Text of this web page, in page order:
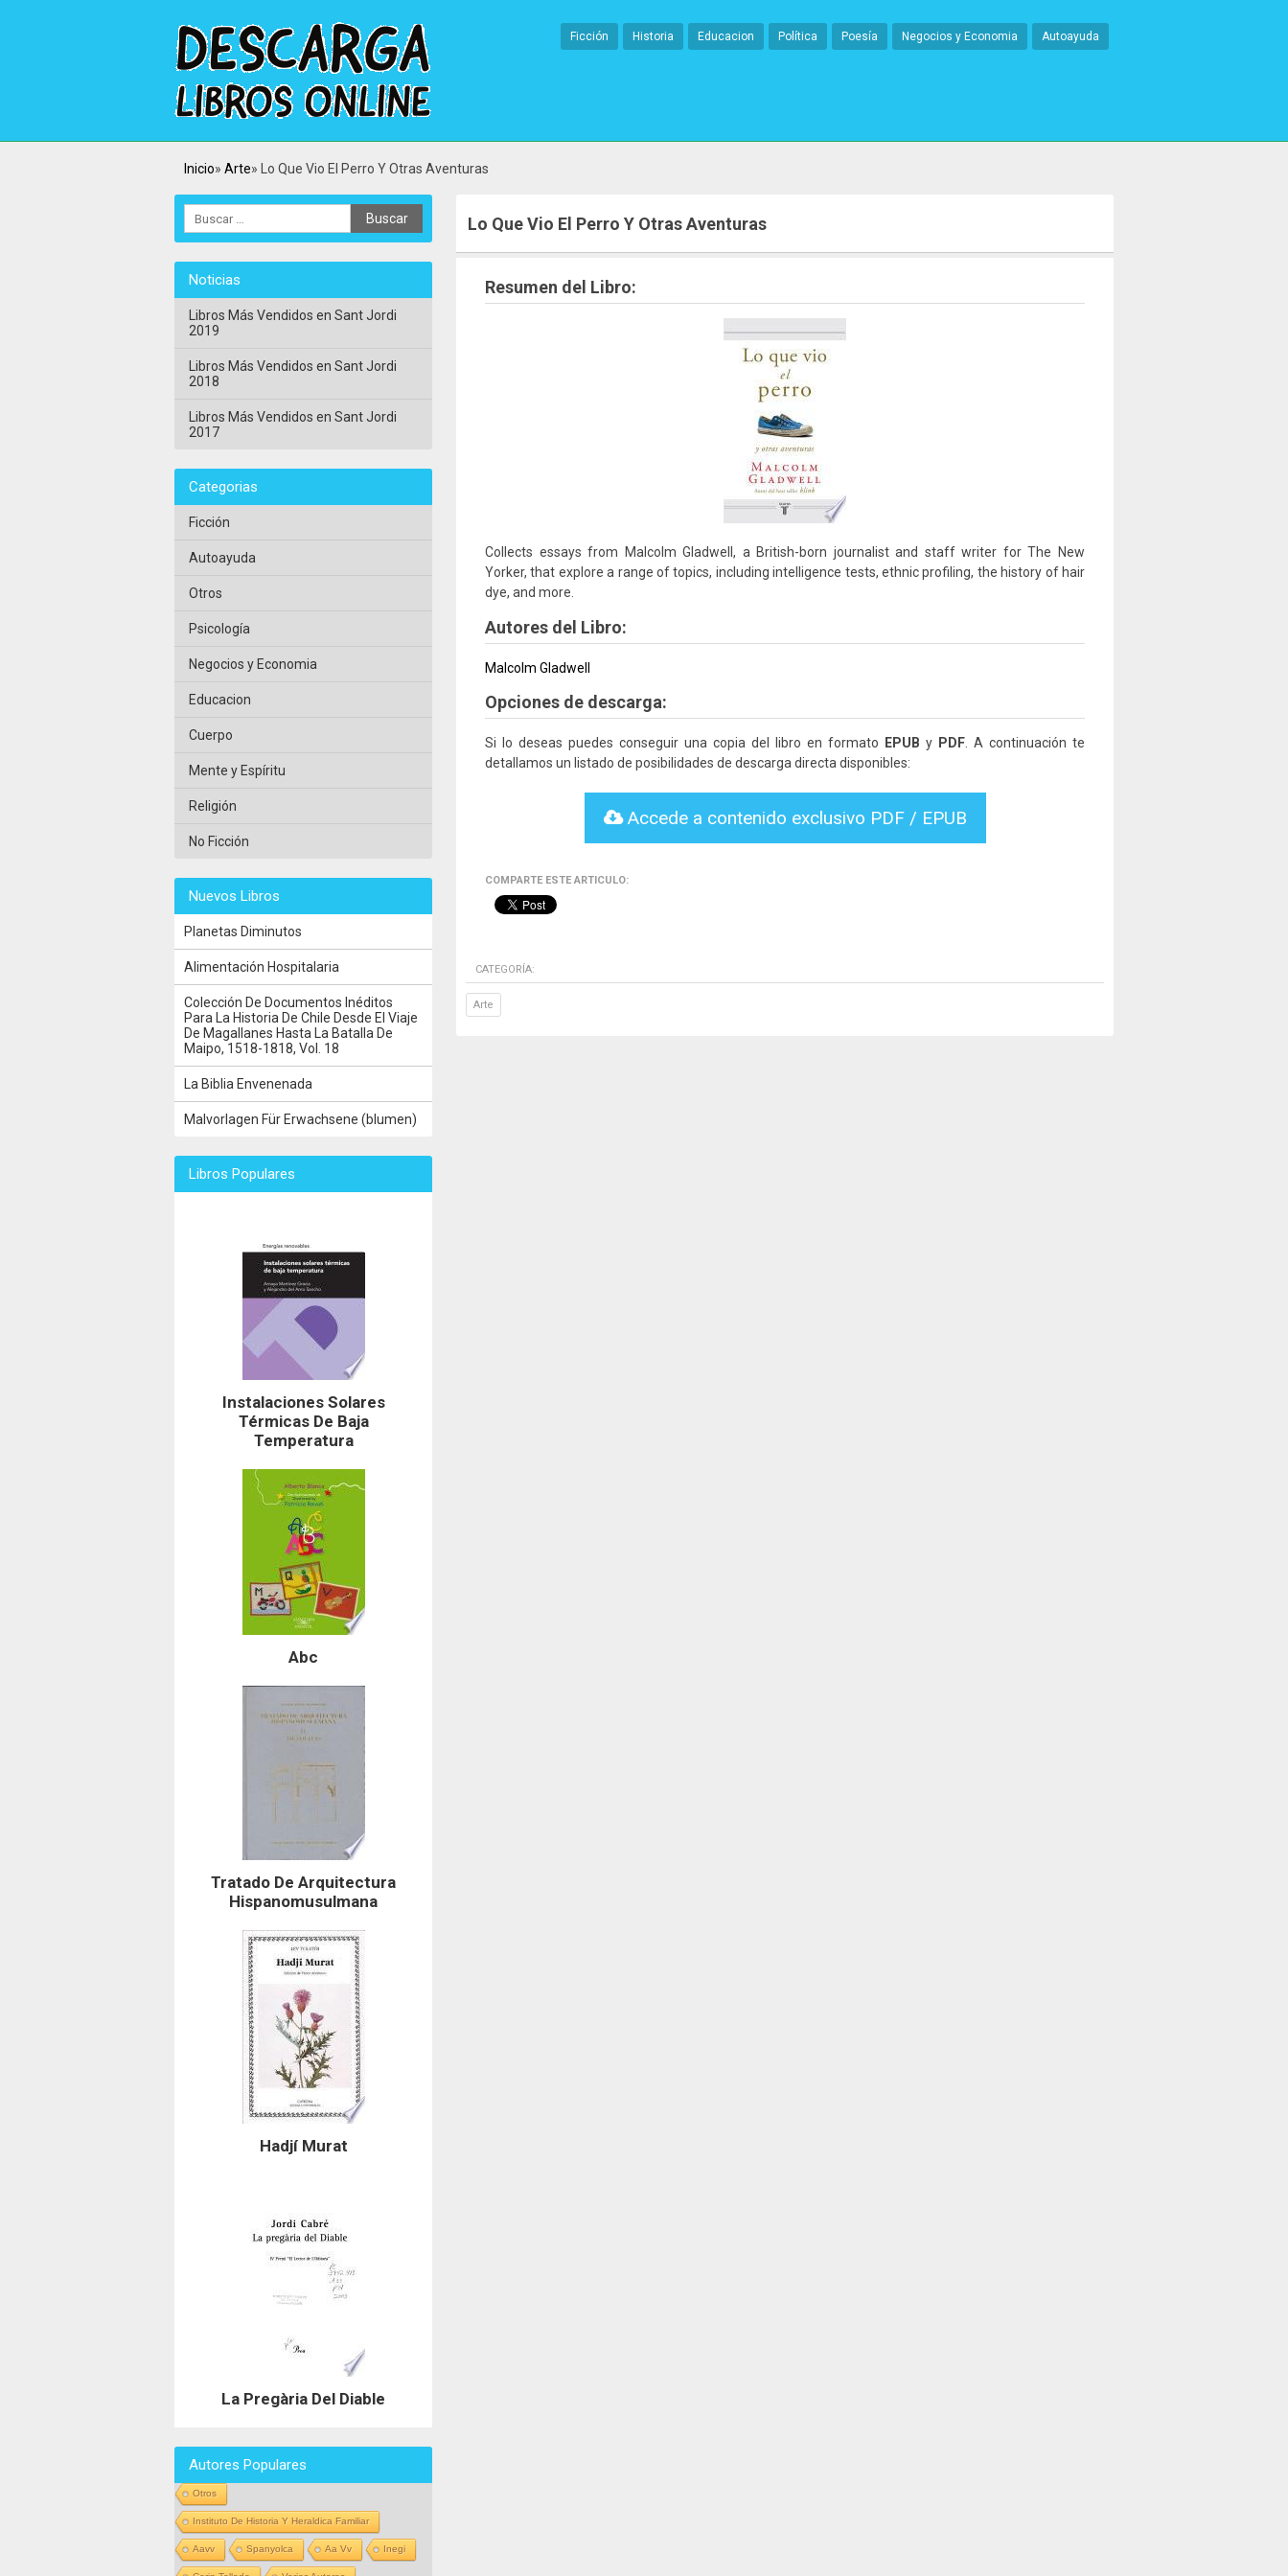
Ficción Historia Educacion Política Poesía Negocios y Economia Autoayuda
Inicio Arte Lo Que Vio El Perro Y Otras Aventuras
Lo Que Vio El Perro Y Otras Aventuras
Resumen del Libro:
Collects essays from Malcolm Gladwell, a British-born journalist and staff writer for The New
Yorker, that explore a range of topics, including intelligence tests, ethnic profiling, the history of hair
dye, and more.
Autores del Libro:
Malcolm Gladwell
Opciones de descarga:
Si lo deseas puedes conseguir una copia del libro en formato EPUB y PDF . A continuación te
detallamos un listado de posibilidades de descarga directa disponibles:
Accede a contenido exclusivo PDF / EPUB
COMPARTE ESTE ARTICULO:
CATEGORÍA:
Arte
Noticias
Libros Más Vendidos en Sant Jordi
2019
Libros Más Vendidos en Sant Jordi
2018
Libros Más Vendidos en Sant Jordi
2017
Categorias
Ficción
Autoayuda
Otros
Psicología
Negocios y Economia
Educacion
Cuerpo
Mente y Espíritu
Religión
No Ficción
Nuevos Libros
Planetas Diminutos
Alimentación Hospitalaria
Colección De Documentos Inéditos
Para La Historia De Chile Desde El Viaje
De Magallanes Hasta La Batalla De
Maipo, 1518-1818, Vol. 18
La Biblia Envenenada
Malvorlagen Für Erwachsene (blumen)
Libros Populares
Instalaciones Solares
Térmicas De Baja
Temperatura
Abc
Tratado De Arquitectura
Hispanomusulmana
Hadjí Murat
La Pregària Del Diable
Autores Populares
Otros
Instituto De Historia Y Heraldica Familiar
Aavv Spanyolca Aa Vv Inegi